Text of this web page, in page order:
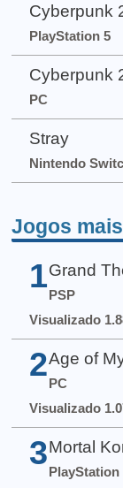
Cyberpunk
PlayStation 5
Cyberpunk
PC
Stray
Nintendo
Jogos
1 Grand
PSP
Visualizado
2 Age of
PC
Visualizado
3 Mortal
PlayStation